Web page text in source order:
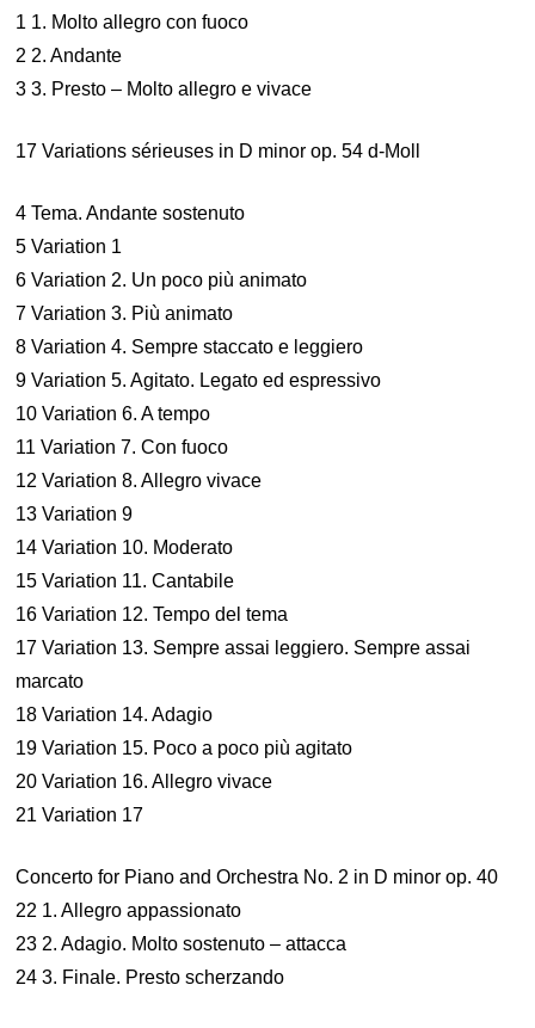
1 1. Molto allegro con fuoco
2 2. Andante
3 3. Presto – Molto allegro e vivace
17 Variations sérieuses in D minor op. 54 d-Moll
4 Tema. Andante sostenuto
5 Variation 1
6 Variation 2. Un poco più animato
7 Variation 3. Più animato
8 Variation 4. Sempre staccato e leggiero
9 Variation 5. Agitato. Legato ed espressivo
10 Variation 6. A tempo
11 Variation 7. Con fuoco
12 Variation 8. Allegro vivace
13 Variation 9
14 Variation 10. Moderato
15 Variation 11. Cantabile
16 Variation 12. Tempo del tema
17 Variation 13. Sempre assai leggiero. Sempre assai
marcato
18 Variation 14. Adagio
19 Variation 15. Poco a poco più agitato
20 Variation 16. Allegro vivace
21 Variation 17
Concerto for Piano and Orchestra No. 2 in D minor op. 40
22 1. Allegro appassionato
23 2. Adagio. Molto sostenuto – attacca
24 3. Finale. Presto scherzando